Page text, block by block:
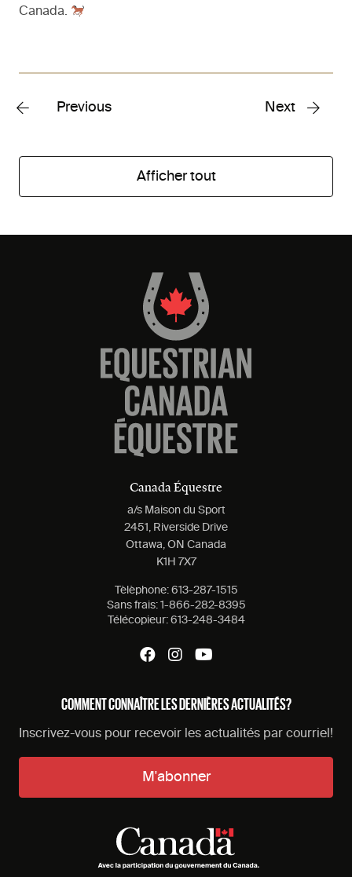
Canada.
Previous Next
Afficher tout
Canada Équestre
a/s Maison du Sport
2451, Riverside Drive
Ottawa, ON Canada
K1H 7X7
Tèlèphone: 613-287-1515
Sans frais: 1-866-282-8395
Télécopieur: 613-248-3484
COMMENT CONNAÎTRE LES DERNIÈRES ACTUALITÉS?
Inscrivez-vous pour recevoir les actualités par courriel!
M'abonner